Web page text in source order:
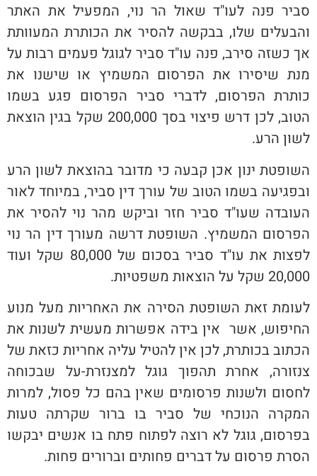
סביר פנה לעו"ד שאול הר נוי, המפעיל את האתר
והבעלים שלו, בבקשה להסיר את הכותרת המעוותת
אך כשזה סירב, פנה עו"ד סביר לגוגל פעמים רבות על
מנת שיסירו את הפרסום המשמיץ או שישנו את
כותרת הפרסום, לדברי סביר הפרסום פגע בשמו
הטוב, לכן דרש פיצוי בסך 200,000 שקל בגין הוצאת
לשון הרע.
השופטת ינון אכן קבעה כי מדובר בהוצאת לשון הרע
ובפגיעה בשמו הטוב של עורך דין סביר, במיוחד לאור
העובדה שעו"ד סביר חזר וביקש מהר נוי להסיר את
הפרסום המשמיץ. השופטת דרשה מעורך דין הר נוי
לפצות את עו"ד סביר בסכום של 80,000 שקל ועוד
20,000 שקל על הוצאות משפטיות.
לעומת זאת השופטת הסירה את האחריות מעל מנוע
החיפוש, אשר אין בידה אפשרות מעשית לשנות את
הכתוב בכותרת, לכן אין להטיל עליה אחריות כזאת של
צנזורה, אחרת תהפוך גוגל למצנזרת-על שבכוחה
לחסום ולשנות פרסומים שאין בהם כל פסול, למרות
המקרה הנוכחי של סביר בו ברור שקרתה טעות
בפרסום, גוגל לא רוצה לפתוח פתח בו אנשים יבקשו
הסרת פרסום על דברים פחותים וברורים פחות.